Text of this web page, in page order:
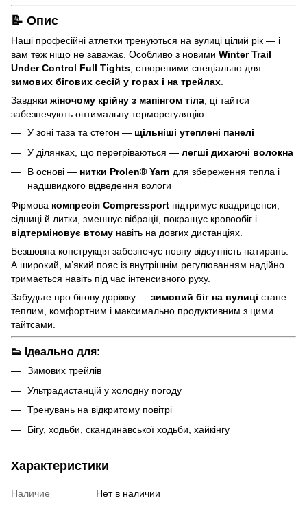
📝 Опис
Наші професійні атлетки тренуються на вулиці цілий рік — і
вам теж ніщо не заважає. Особливо з новими Winter Trail
Under Control Full Tights, створеними спеціально для
зимових бігових сесій у горах і на трейлах.
Завдяки жіночому крійну з мапінгом тіла, ці тайтси
забезпечують оптимальну терморегуляцію:
У зоні таза та стегон — щільніші утеплені панелі
У ділянках, що перегріваються — легші дихаючі волокна
В основі — нитки Prolen® Yarn для збереження тепла і
надшвидкого відведення вологи
Фірмова компресія Compressport підтримує квадрицепси,
сідниці й литки, зменшує вібрації, покращує кровообіг і
відтерміновує втому навіть на довгих дистанціях.
Безшовна конструкція забезпечує повну відсутність натирань.
А широкий, м’який пояс із внутрішнім регулюванням надійно
тримається навіть під час інтенсивного руху.
Забудьте про бігову доріжку — зимовий біг на вулиці стане
теплим, комфортним і максимально продуктивним з цими
тайтсами.
👟 Ідеально для:
Зимових трейлів
Ультрадистанцій у холодну погоду
Тренувань на відкритому повітрі
Бігу, ходьби, скандинавської ходьби, хайкінгу
Характеристики
Наличие Нет в наличии